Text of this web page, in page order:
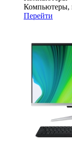
Компьютеры,
Перейти